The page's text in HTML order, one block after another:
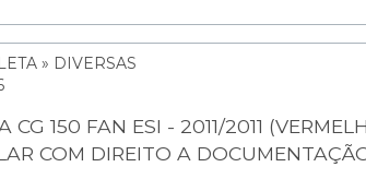
» DIVERSAS
CG 150 FAN ESI - 2011/2011
COM DIREITO A